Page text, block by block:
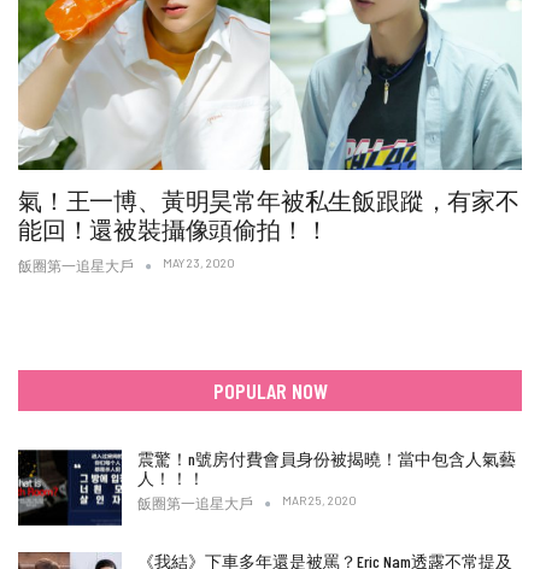
氣！王一博、黃明昊常年被私生飯跟蹤，有家不
能回！還被裝攝像頭偷拍！！
飯圈第一追星大戶 MAY 23, 2020
POPULAR NOW
震驚！n號房付費會員身份被揭曉！當中包含人氣藝
人！！！
飯圈第一追星大戶 MAR 25, 2020
《我結》下車多年還是被罵？Eric Nam透露不常提及